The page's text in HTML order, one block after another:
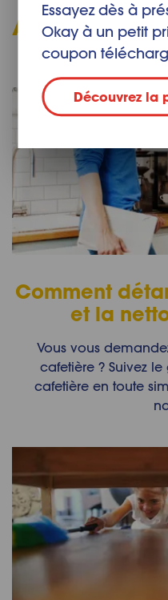
Articles liés
Comment
et la
Vous vous
cafetière ? Suivez
cafetière en toute
Essayez dès à
Okay à un petit
coupon
Découvrez la